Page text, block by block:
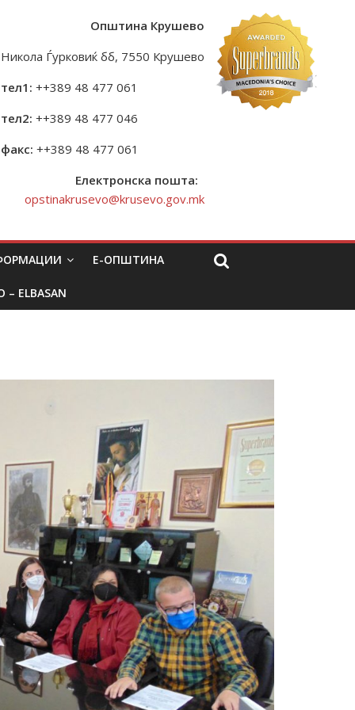
Општина Крушево
Никола Ѓурковиќ бб, 7550 Крушево
тел1: ++389 48 477 061
тел2: ++389 48 477 046
факс: ++389 48 477 061
Електронска пошта:
opstinakrusevo@krusevo.gov.mk
Е-ОПШТИНА
– ELBASAN